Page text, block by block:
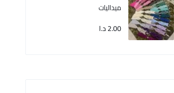
ميداليات
2.00د.ا